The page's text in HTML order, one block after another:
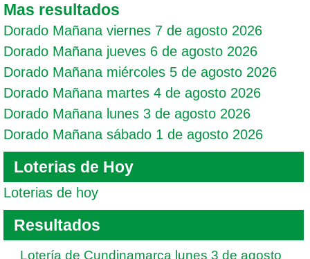
Mas resultados
Dorado Mañana viernes 7 de agosto 2026
Dorado Mañana jueves 6 de agosto 2026
Dorado Mañana miércoles 5 de agosto 2026
Dorado Mañana martes 4 de agosto 2026
Dorado Mañana lunes 3 de agosto 2026
Dorado Mañana sábado 1 de agosto 2026
Loterias de Hoy
Loterias de hoy
Resultados
Lotería de Cundinamarca lunes 3 de agosto